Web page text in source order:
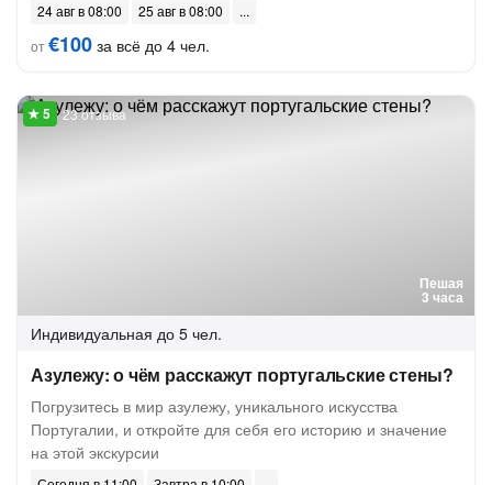
24 авг в 08:00
25 авг в 08:00
от€100 за всё до 4 чел.
Пешая
3 часа
23 отзыва
Индивидуальная до 5 чел.
Азулежу: о чём расскажут португальские стены?
Погрузитесь в мир азулежу, уникального искусства
Португалии, и откройте для себя его историю и значение
на этой экскурсии